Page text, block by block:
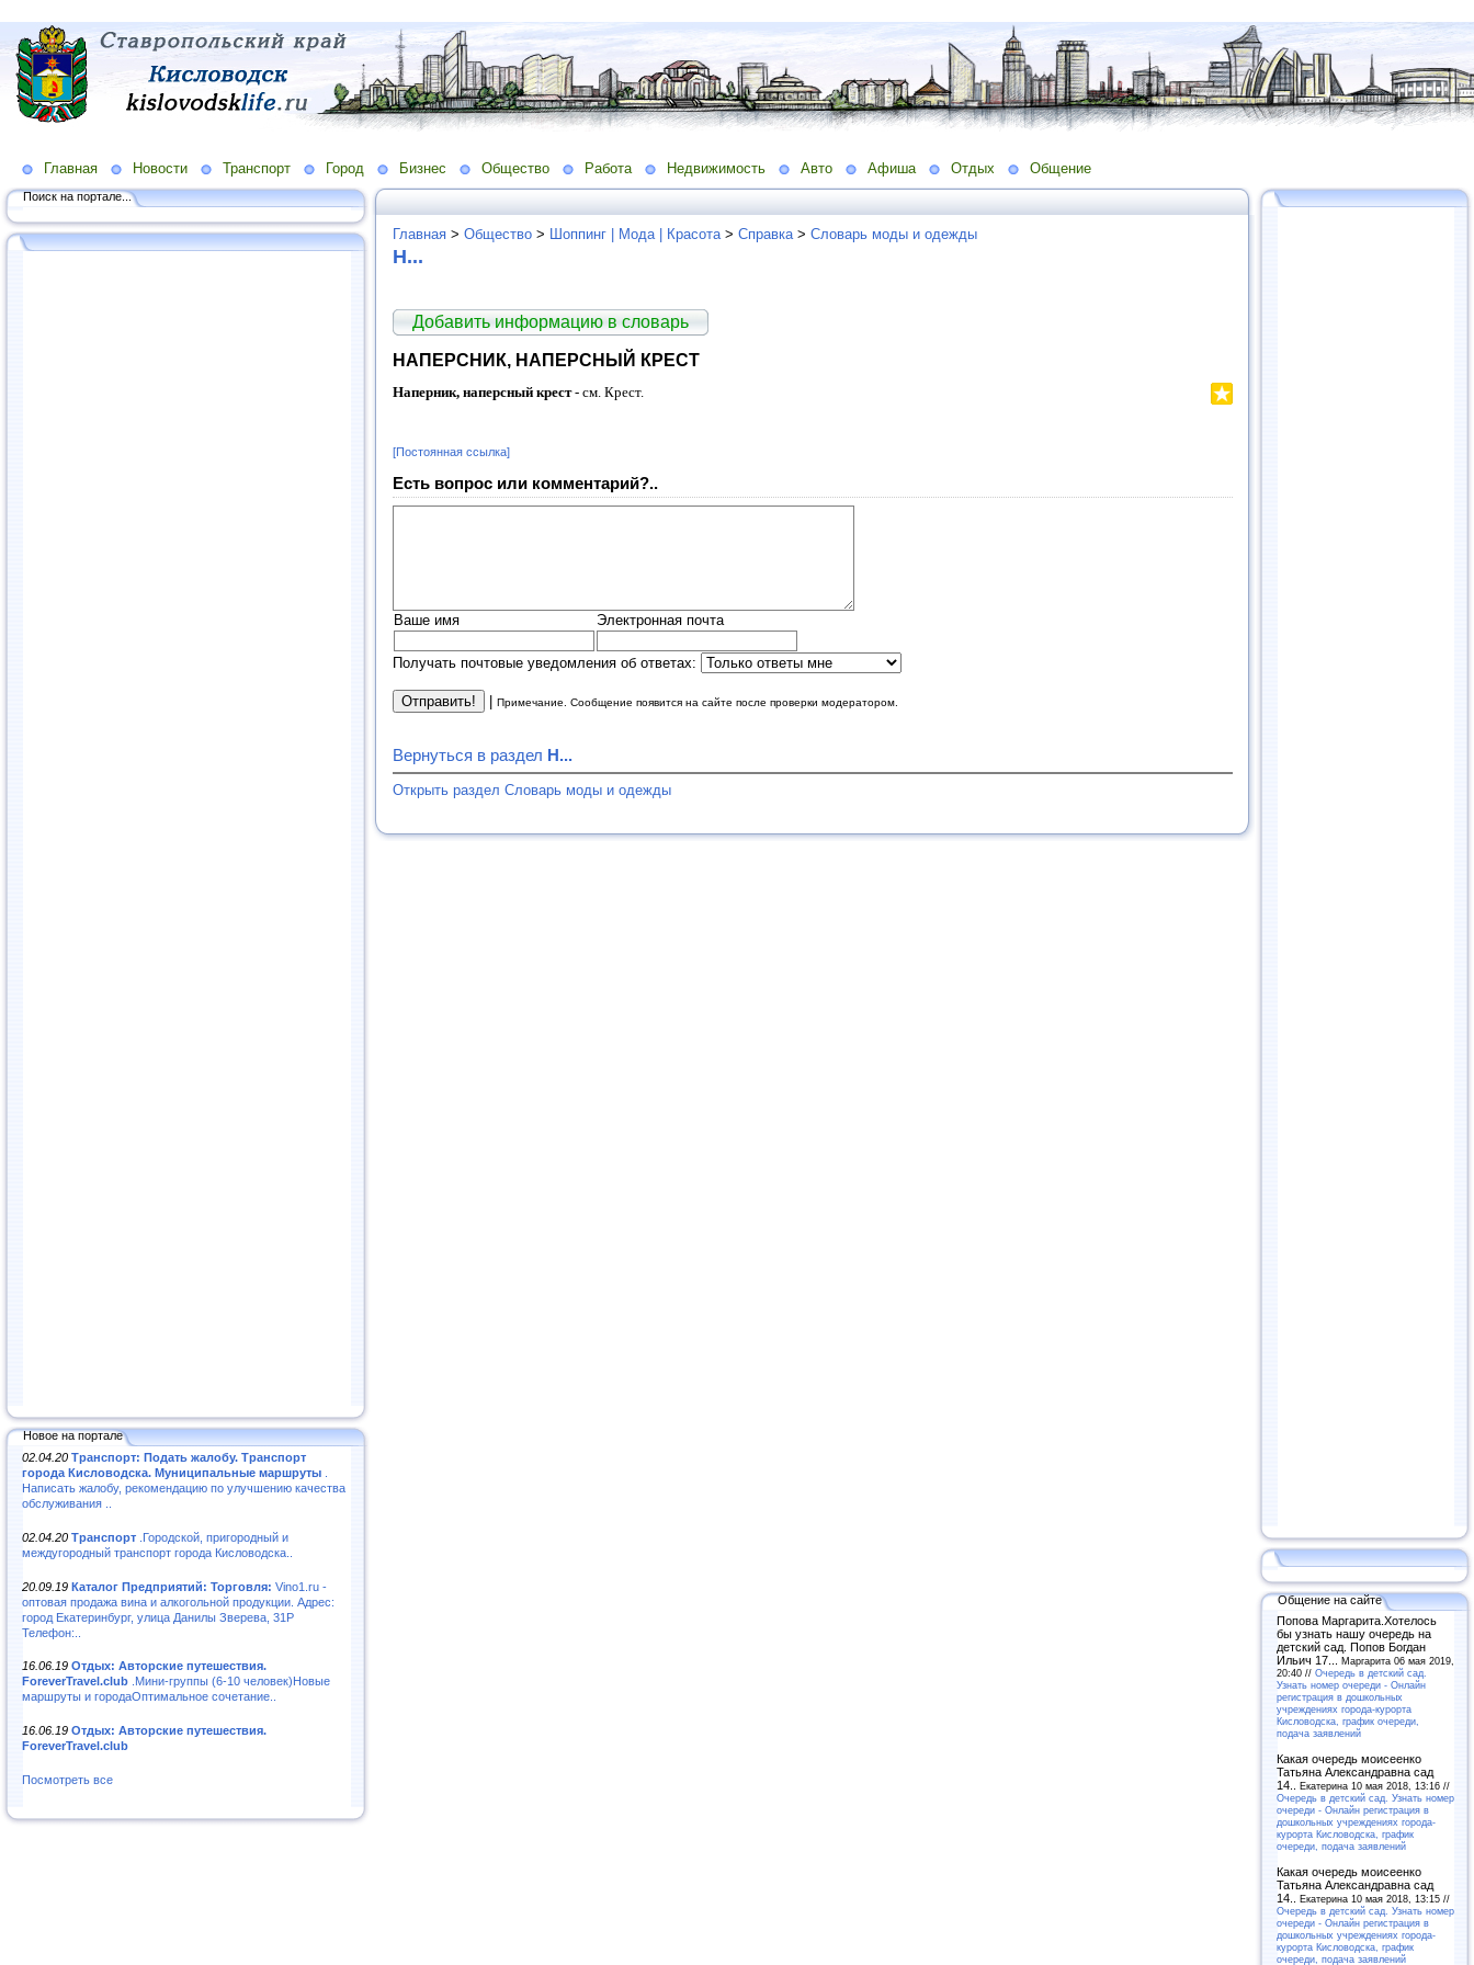
Главная Новости Транспорт Город Бизнес Общество Работа Недвижимость Авто Афиша Отдых Общение
Поиск на портале...
Новое на портале
02.04.20 Транспорт: Подать жалобу. Транспорт
города Кисловодска. Муниципальные маршруты
Написать жалобу, рекомендацию по улучшению качества
обслуживания ..
02.04.20 Транспорт .Городской, пригородный и
междугородный транспорт города Кисловодска..
20.09.19 Каталог Предприятий: Торговля: Vino1.ru -
оптовая продажа вина и алкогольной продукции. Адрес:
город Екатеринбург, улица Данилы Зверева, 31Р
Телефон:..
16.06.19 Отдых: Авторские путешествия.
ForeverTravel.club .Мини-группы (6-10 человек)Новые
маршруты и городаОптимальное сочетание..
16.06.19 Отдых: Авторские путешествия.
ForeverTravel.club
Посмотреть все
Главная > Общество > Шоппинг | Мода | Красота > Справка > Словарь моды и одежды
Н...
Добавить информацию в словарь
НАПЕРСНИК, НАПЕРСНЫЙ КРЕСТ
Наперник, наперсный крест- см. Крест.
[Постоянная ссылка]
Есть вопрос или комментарий?..
Ваше имя Электронная почта
Получать почтовые уведомления об ответах:
Примечание. Сообщение появится на сайте после проверки модератором.
Вернуться в раздел Н...
Открыть раздел Словарь моды и одежды
Общение на сайте
Попова Маргарита.Хотелось
бы узнать нашу очередь на
детский сад. Попов Богдан
Ильич 17... Маргарита 06 мая 2019,
20:40 // Очередь в детский сад.
Узнать номер очереди - Онлайн
регистрация в дошкольных
учреждениях города-курорта
Кисловодска, график очереди,
подача заявлений
Какая очередь моисеенко
Татьяна Александравна сад
14.. Екатерина 10 мая 2018, 13:16 //
Очередь в детский сад. Узнать номер
очереди - Онлайн регистрация в
дошкольных учреждениях города-
курорта Кисловодска, график
очереди, подача заявлений
Какая очередь моисеенко
Татьяна Александравна сад
14.. Екатерина 10 мая 2018, 13:15 //
Очередь в детский сад. Узнать номер
очереди - Онлайн регистрация в
дошкольных учреждениях города-
курорта Кисловодска, график
очереди, подача заявлений